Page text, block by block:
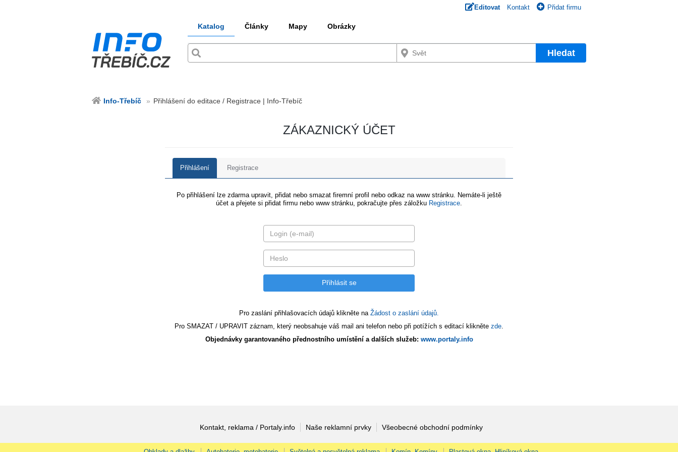
Editovat Kontakt Přidat firmu
Katalog Články Mapy Obrázky
Hledat
Info-Třebíč Přihlášení do editace / Registrace | Info-Třebíč
ZÁKAZNICKÝ ÚČET
Přihlášení Registrace
Po přihlášení lze zdarma upravit, přidat nebo smazat firemní profil nebo odkaz na www stránku. Nemáte-li ještě
účet a přejete si přidat firmu nebo www stránku, pokračujte přes záložku Registrace
Pro zaslání přihlašovacích údajů klikněte na Žádost o zaslání údajů.
Pro SMAZAT / UPRAVIT záznam, který neobsahuje váš mail ani telefon nebo při potížích s editací klikněte zde
Objednávky garantovaného přednostního umístění a dalších služeb: www.portaly.info
Kontakt, reklama / Portaly.info Naše reklamní prvky Všeobecné obchodní podmínky